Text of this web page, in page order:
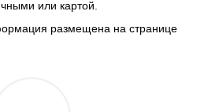
или картой.
размещена на странице